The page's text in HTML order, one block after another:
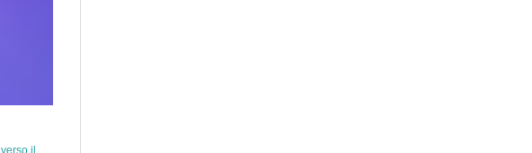
il